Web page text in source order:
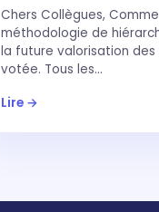
Chers Collègues,
méthodologie de
la future valorisation
votée. Tous les…
Lire →